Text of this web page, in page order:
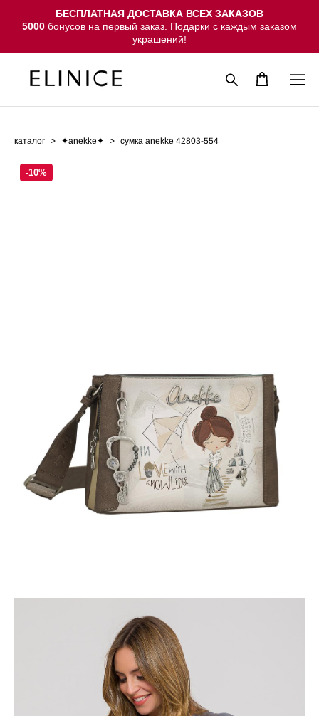
БЕСПЛАТНАЯ ДОСТАВКА ВСЕХ ЗАКАЗОВ
5000 бонусов на первый заказ. Подарки с каждым заказом
украшений!
каталог > ✦anekke✦ > сумка anekke 42803-554
-10%